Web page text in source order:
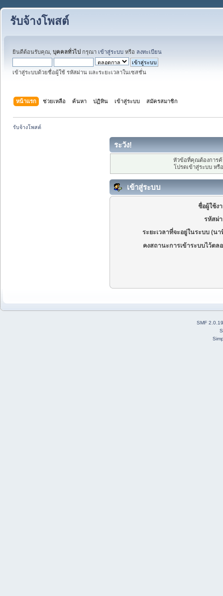
รับจ้างโพสต์
ยินดีต้อนรับคุณ, บุคคลทั่วไป กรุณา เข้าสู่ระบบ หรือ ลงทะเบียน
เข้าสู่ระบบด้วยชื่อผู้ใช้ รหัสผ่าน และระยะเวลาในเซสชั่น
หน้าแรก ช่วยเหลือ ค้นหา ปฏิทิน เข้าสู่ระบบ สมัครสมาชิก
รับจ้างโพสต์
ระวัง!
หัวข้อที่คุณต้องการ
โปรดเข้าสู่ระบบ หรื
เข้าสู่ระบบ
ชื่อผู้ใช้ง
รหัสผ่
ระยะเวลาที่จะอยู่ในระบบ (นา
คงสถานะการเข้าระบบไว้ตล
SMF 2.0.19